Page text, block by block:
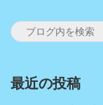
最近の投稿